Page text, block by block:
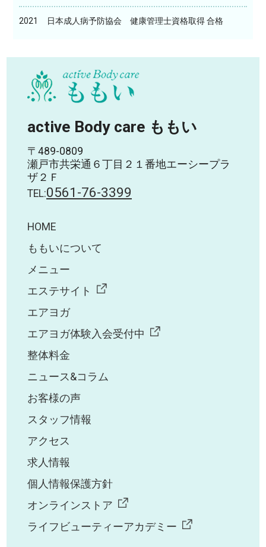
2021 日本成人病予防協会 健康管理士資格取得 合格
active Body care ももい
〒489-0809
瀬戸市共栄通６丁目２１番地エーシープラ
ザ２Ｆ
TEL:0561-76-3399
HOME
ももいについて
メニュー
エステサイト
エアヨガ
エアヨガ体験入会受付中
整体料金
ニュース&コラム
お客様の声
スタッフ情報
アクセス
求人情報
個人情報保護方針
オンラインストア
ライフビューティーアカデミー